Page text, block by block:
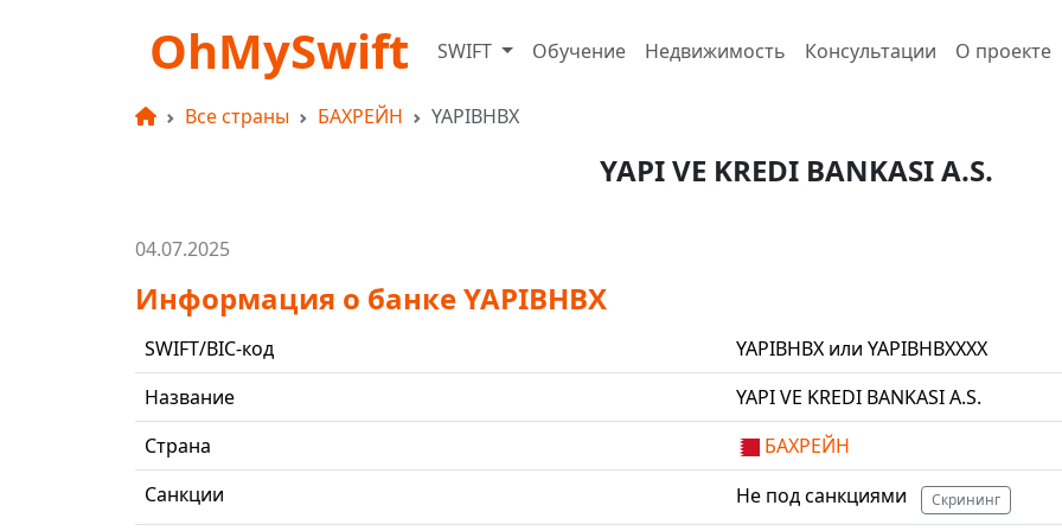
OhMySwift SWIFT Обучение Недвижимость Консультации О проекте
Все страны БАХРЕЙН YAPIBHBX
YAPI VE KREDI BANKASI A.S.
04.07.2025
Информация о банке YAPIBHBX
SWIFT/BIC-код
YAPIBHBX или YAPIBHBXXXX
Название
YAPI VE KREDI BANKASI A.S.
Страна
БАХРЕЙН
Санкции
Не под санкциями Скрининг